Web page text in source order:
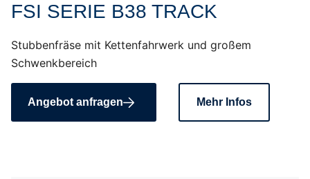
FSI SERIE B38 TRACK
Stubbenfräse mit Kettenfahrwerk und großem
Schwenkbereich
Angebot anfragen Mehr Infos